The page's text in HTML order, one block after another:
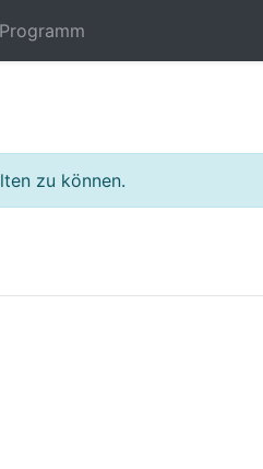
Programm
zu können.